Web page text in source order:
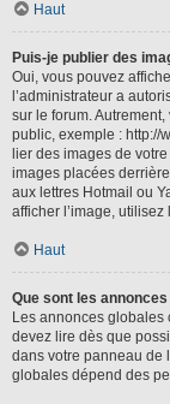
Haut
Puis-je publier des
Oui, vous pouvez
l’administrateur a
sur le forum.
public, exemple : http://
lier des images de
images placées
aux lettres Hotmail ou
afficher l’image,
Haut
Que sont les
Les annonces globales
devez lire dès que
dans votre panneau de
globales dépend des